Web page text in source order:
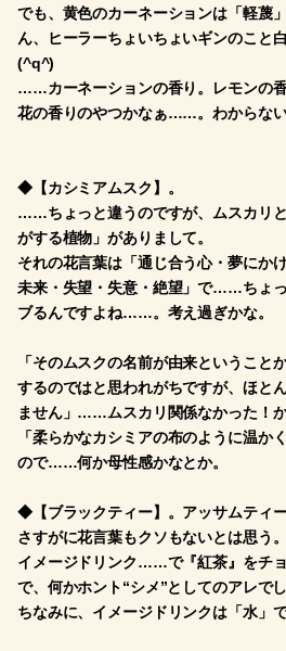
でも、黄色のカーネーションは「軽蔑
ん、ヒーラーちょいちょいギンのこと
(^q^)
……カーネーションの香り。レモンの
花の香りのやつかなぁ……。わからない
◆【カシミアムスク】。
……ちょっと違うのですが、ムスカリ
がする植物」がありまして。
それの花言葉は「通じ合う心・夢にか
未来・失望・失意・絶望」で……ちょ
ブるんですよね……。考え過ぎかな。
「そのムスクの名前が由来ということ
するのではと思われがちですが、ほと
ません」……ムスカリ関係なかった！
「柔らかなカシミアの布のように温か
ので……何か母性感かなとか。
◆【ブラックティー】。アッサムティー
さすがに花言葉もクソもないとは思う。
イメージドリンク……で『紅茶』をチ
で、何かホント“シメ”としてのアレで
ちなみに、イメージドリンクは「水」で